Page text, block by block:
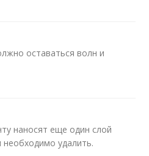
оставаться волн и
наносят еще один слой
удалить.